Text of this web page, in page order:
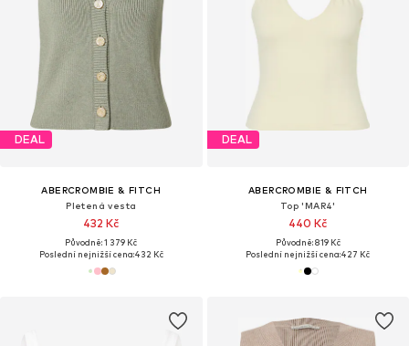
DEAL
ABERCROMBIE & FITCH
Pletená vesta
432 Kč
Původně: 1 379 Kč
Poslední nejnižší cena:432 Kč
DEAL
ABERCROMBIE & FITCH
Top 'MAR4'
440 Kč
Původně: 819 Kč
Poslední nejnižší cena:427 Kč